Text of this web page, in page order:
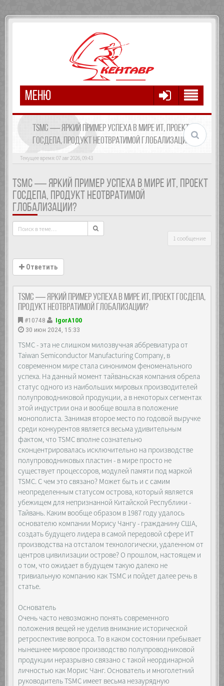
МЕНЮ
TSMC — ЯРКИЙ ПРИМЕР УСПЕХА В МИРЕ ИТ, ПРОЕКТ
ГОСДЕПА, ПРОДУКТ НЕОТВРАТИМОЙ ГЛОБАЛИЗАЦИИ?
Текущее время: 07 авг 2026, 09:43
TSMC — ЯРКИЙ ПРИМЕР УСПЕХА В МИРЕ ИТ, ПРОЕКТ
ГОСДЕПА, ПРОДУКТ НЕОТВРАТИМОЙ
ГЛОБАЛИЗАЦИИ?
1 сообщение
Ответить
TSMC — яркий пример успеха в мире ИТ, проект Госдепа,
продукт неотвратимой глобализации?
#10748
IgorA100
30 июн 2024, 15:33
TSMC - эта не слишком милозвучная аббревиатура от
Taiwan Semiconductor Manufacturing Company, в
современном мире стала синонимом феноменального
успеха. На данный момент тайваньская компания обрела
статус одного из наибольших мировых производителей
полупроводниковой продукции, а в некоторых сегментах
этой индустрии она и вообще вошла в положение
монополиста. Занимая второе место по годовой выручке
среди конкурентов является весьма удивительным
фактом, что TSMC вполне сознательно
сконцентрировалась исключительно на производстве
полупроводниковых пластин - в мире просто не
существует процессоров, модулей памяти под маркой
TSMC. С чем это связано? Может быть и с самим
неопределенным статусом острова, который является
убежищем для непризнанной Китайской Республики -
Тайвань. Каким вообще образом в 1987 году удалось
основателю компании Морису Чангу - гражданину США,
создать будущего лидера в самой передовой сфере ИТ
производства на отсталом технологически, удаленном от
центров цивилизации острове? О прошлом, настоящем и
о том, что ожидает в будущем такую далеко не
тривиальную компанию как TSMC и пойдет далее речь в
статье.
Основатель
Очень часто невозможно понять современного
положения вещей не уделив внимание исторической
ретроспективе вопроса. То в каком состоянии пребывает
нынешнее мировое производство полупроводниковой
продукции неразрывно связано с такой неординарной
личностью как Морис Чанг. Основатель и многолетний
руководитель TSMC имеет весьма незаурядную